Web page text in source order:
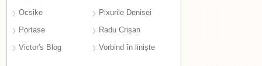
Ocsike
Pixurile Denisei
Portase
Radu Crișan
Victor's Blog
Vorbind în liniște